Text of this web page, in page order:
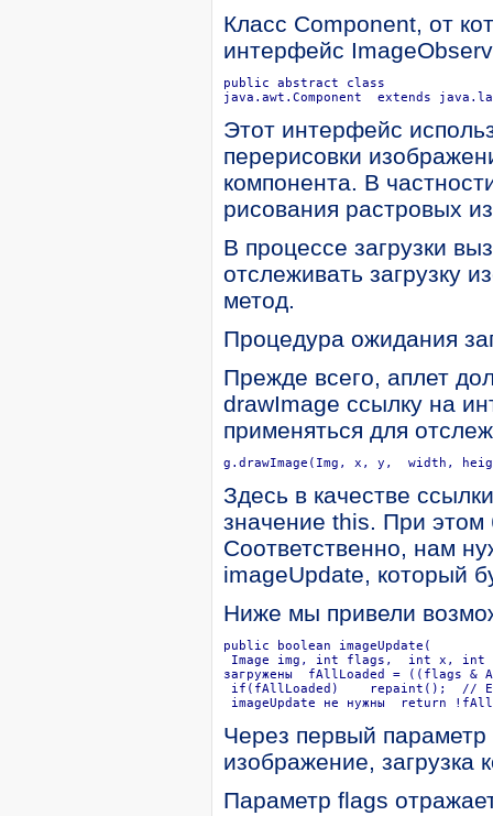
Класс Component, от
интерфейс
public abstract class
Этот интерфейс
перерисовки
компонента. В
рисования растровых
В процессе загрузки
отслеживать загрузку
метод.
Процедура ожидания
Прежде всего, аплет
drawImage ссылку на
применяться для
g.drawImage(Img, x, y,  width,
Здесь в качестве
значение this. При
Соответственно, нам
imageUpdate, который
Ниже мы привели
public boolean imageUpdate(
Image img, int flags,  int x, int
загружены  fAllLoaded = ((flags &
if(fAllLoaded)    repaint();  // Если
imageUpdate не нужны  return
Через первый
изображение, загрузка
Параметр flags